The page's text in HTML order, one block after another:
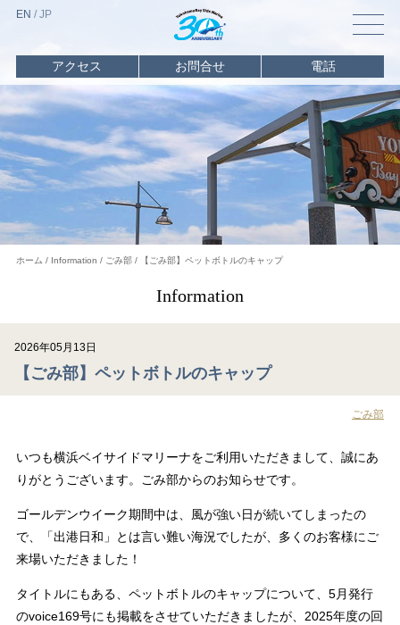
トップ
マリーナ 情報
海遊び 情報
・ チャーター
イベント
ビジターバース
オーナー利用
アクセス お問合せ 電話
EN / J P
ホーム Information ごみ部 【ごみ部】ペットボトルのキャップ
Information
2026年05月13日
【ごみ部】ペットボトルのキャップ
ごみ部
いつも横浜ベイサイドマリーナをご利用いただきまして、誠にあ
りがとうございます。ごみ部からのお知らせです。
ゴールデンウイーク期間中は、風が強い日が続いてしまったの
で、「出港日和」とは言い難い海況でしたが、多くのお客様にご
来場いただきました！
タイトルにもある、ペットボトルのキャップについて、5月発行
のvoice169号にも掲載をさせていただきましたが、2025年度の回